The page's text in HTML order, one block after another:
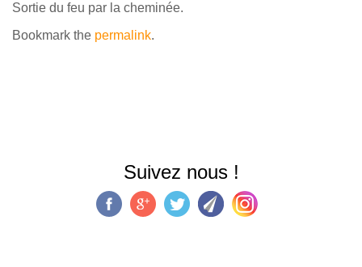
Sortie du feu par la cheminée.
Bookmark the permalink.
Suivez nous !